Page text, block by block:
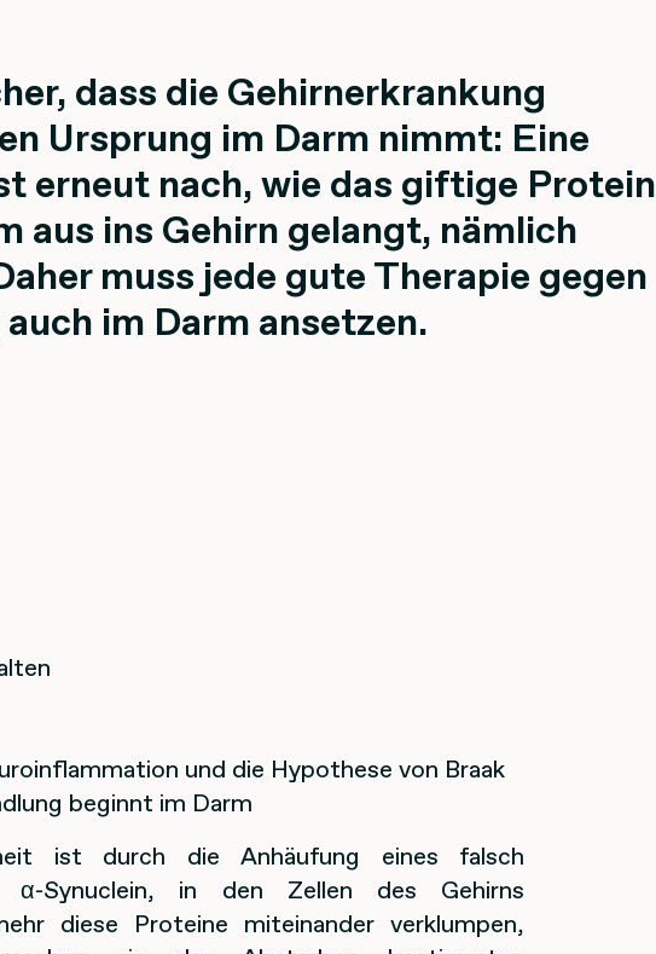
dass die Gehirnerkrankung
Ursprung im Darm nimmt: Eine
erneut nach, wie das giftige Protein
aus ins Gehirn gelangt, nämlich
muss jede gute Therapie gegen
im Darm ansetzen.
und die Hypothese von Braak
beginnt im Darm
ist durch die Anhäufung eines falsch
α-Synuclein, in den Zellen des Gehirns
diese Proteine miteinander verklumpen,